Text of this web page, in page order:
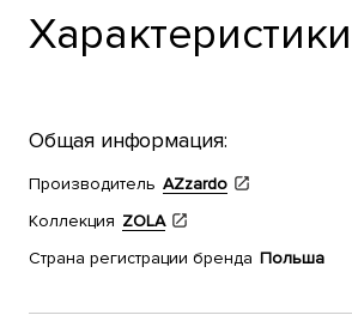
Общая информация:
Производитель AZzardo
Коллекция ZOLA
Страна регистрации бренда Польша